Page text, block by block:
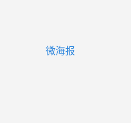
微海报